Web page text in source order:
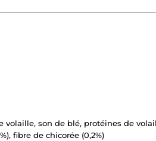
son de blé, protéines de
fibre de chicorée (0,2%)